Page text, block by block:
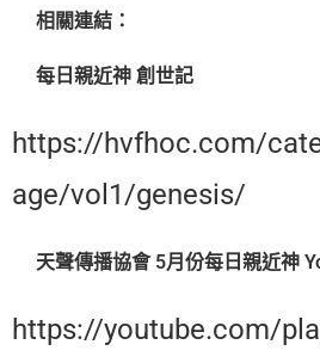
相關連結：
每日親近神 創世記
https://hvfhoc.com/
age/vol1/genesis/
天聲傳播協會 5月份每日親近神
https://youtube.com/